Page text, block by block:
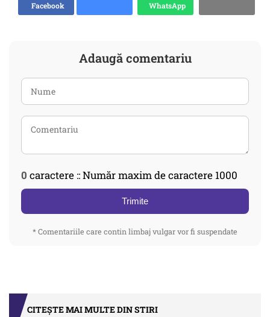
Facebook
WhatsApp
Adaugă comentariu
0 caractere :: Număr maxim de caractere 1000
Trimite
* Comentariile care contin limbaj vulgar vor fi suspendate
CITEȘTE MAI MULTE DIN STIRI